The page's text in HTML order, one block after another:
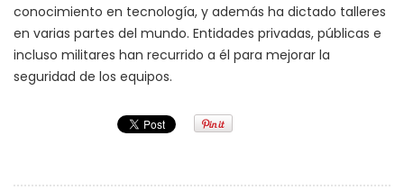
conocimiento en tecnología, y además ha dictado talleres
en varias partes del mundo. Entidades privadas, públicas e
incluso militares han recurrido a él para mejorar la
seguridad de los equipos.